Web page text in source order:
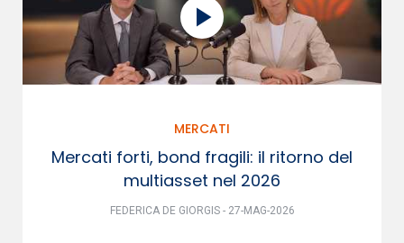
MERCATI
Mercati forti, bond fragili: il ritorno del
multiasset nel 2026
FEDERICA DE GIORGIS - 27-MAG-2026